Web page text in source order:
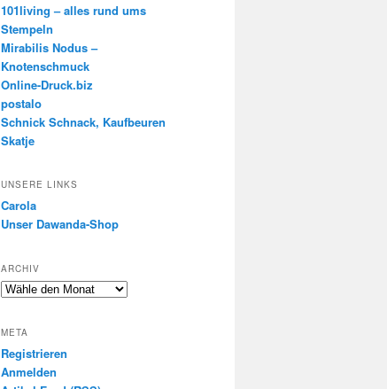
101living – alles rund ums
Stempeln
Mirabilis Nodus –
Knotenschmuck
Online-Druck.biz
postalo
Schnick Schnack, Kaufbeuren
Skatje
UNSERE LINKS
Carola
Unser Dawanda-Shop
ARCHIV
META
Registrieren
Anmelden